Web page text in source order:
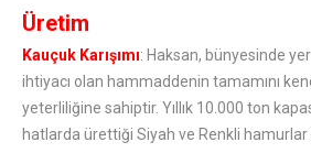
Üretim
Kauçuk Karışımı: Haksan, bünyesinde
ihtiyacı olan hammaddenin tamamını
yeterliliğine sahiptir. Yıllık 10.000 ton
hatlarda ürettiği Siyah ve Renkli hamurlar